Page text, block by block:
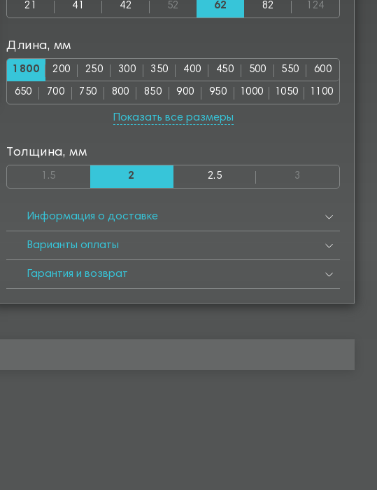
21 41 42 52 62 82 124
Длина, мм
1800 200 250 300 350 400 450 500 550 600
650 700 750 800 850 900 950 1000 1050 1100
1300 1350 1400
2550
Показать все размеры
Толщина, мм
1.5 2 2.5 3
Информация о доставке
Варианты оплаты
Гарантия и возврат